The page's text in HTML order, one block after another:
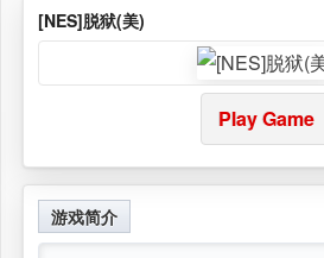
[NES]脱狱(美)
Play Game
游戏简介